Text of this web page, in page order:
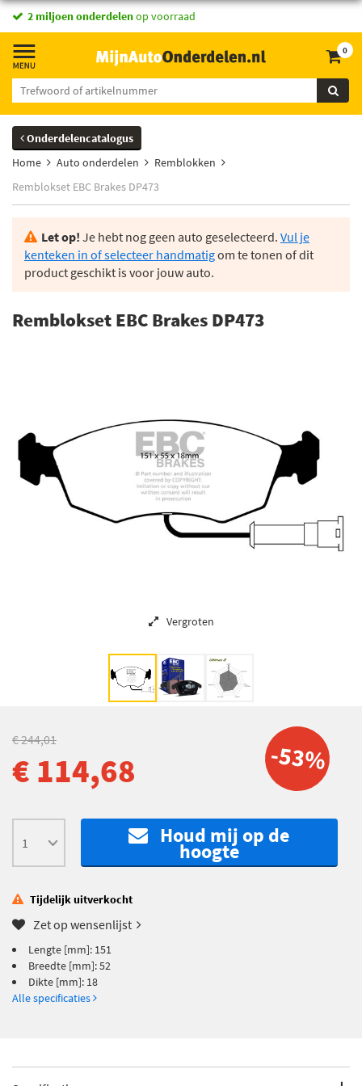
2 miljoen onderdelenop voorraad
0
Onderdelencatalogus
Home
Auto onderdelen
Remblokken
Remblokset EBC Brakes DP473
Let op! Je hebt nog geen auto geselecteerd. Vul je
kenteken in of selecteer handmatigom te tonen of dit
product geschikt is voor jouw auto.
Remblokset EBC Brakes DP473
Vergroten
-53%
€ 244,01
€ 114,68
Houd mij op de
hoogte
Tijdelijk uitverkocht
Zet op wensenlijst
Lengte [mm]: 151
Breedte [mm]: 52
Dikte [mm]: 18
Alle specificaties